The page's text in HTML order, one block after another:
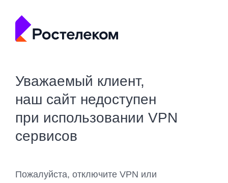
Уважаемый клиент,
наш сайт недоступен
при использовании VPN
сервисов
Пожалуйста, отключите VPN или